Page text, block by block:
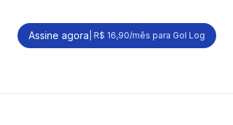
Assine agora R$ 16,90/mês para Gol Log